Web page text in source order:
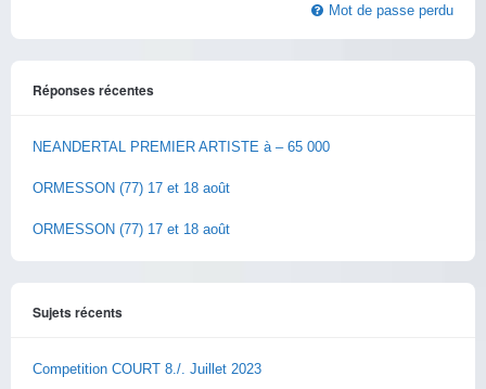
Mot de passe perdu
Réponses récentes
NEANDERTAL PREMIER ARTISTE à – 65 000
ORMESSON (77) 17 et 18 août
ORMESSON (77) 17 et 18 août
Sujets récents
Competition COURT 8./. Juillet 2023